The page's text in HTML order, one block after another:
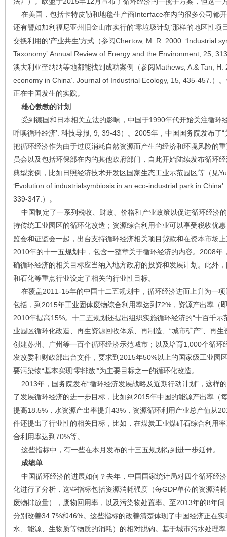
在美国，包括卡特皮勒和地毯生产商Interface在内的很多公司都
还有譬如加利福尼亚州旧金山市实行的‘零垃圾计划’那样的地区性
交换利用的‘产业共生’方式（参阅Chertow, M. R. 2000. ‘Industrial
Taxonomy’.Annual Review of Energy and the Environment, 25,
澳大利亚奎纳纳等地都能找到成功案例（参阅Mathews, A.& Tan,
economy in China’. Journal of Industrial Ecology, 15, 435-457.）
正在中国发生的实践。
雄心勃勃的计划
受到德国和日本相关立法的影响，中国于1990年代开始关注循环
呼唤循环经济’. 科技导报, 9, 39-43）。2005年，中国国务院发布了
把循环经济作为由于过度消耗自然资源而产生的经济和环境风险的
员会以及包括环保部在内的其他政府部门，自此开始陆续发布循环
典型案例，比如日照经济技术开发区国家生态工业示范园区等（见
‘Evolution of industrialsymbiosis in an eco-industrial park in
339-347.）。
中国制定了一系列税收、财政、价格和产业政策以促进循环经济
持传统工业园区的循环化改造；资源综合利用企业可以享受税收优
监会和证监会一起，出台支持循环经济相关项目贷款和在资本市场
2010年的十一五规划中，包含一整章关于循环经济的内容。2008年
确循环经济的相关目标应当纳入地方政府的投资和发展计划。此外
和石化等重点行业设定了相关的行业性目标。
在覆盖2011-15年的中国十二五规划中，循环经济进而上升为一
包括，到2015年工业固体废物综合利用率达到72%，资源产出率（
2010年提高15%。十二五规划还提出组织实施循环经济的“十百千
业园区循环化改造、再生资源回收体系、再制造、“城市矿产”、再
创建苏州、广州等一百个循环经济示范城市；以及培育1,000个循
发改委和财政部出台文件，要求到2015年50%以上的国家级工业园
要污染物“基本实现‘零排放’”为主要目标之一的循环化改造。
2013年，国务院发布“循环经济发展战略及近期行动计划”，这样
了发展循环经济的进一步目标，比如到2015年中国的能源产出率（
提高18.5%，水资源产出率提升43%，资源循环利用产业总产值从
件还提出了行业性的相关目标，比如，在煤炭工业煤矸石综合利用
合利用率达到70%等。
这些指标中，有一些在本月发布的十三五规划得到进一步延伸。
成绩单
中国循环经济的进展如何？去年，中国国家统计局对四个循环经
化进行了分析，这些指标包括资源消耗强度（每GDP单位的资源消
废物排放量），废物回用率，以及污染物处置率。至2013年的8年
分别改善34.7%和46%。这些指标的改善清楚体现了中国经济正在
水、能源、生物质等物质的消耗）的相对脱钩。基于城市污水处理